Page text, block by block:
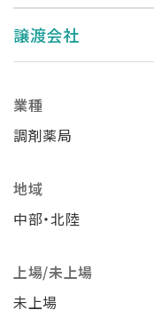
譲渡会社
業種
調剤薬局
地域
中部・北陸
上場/未上場
未上場